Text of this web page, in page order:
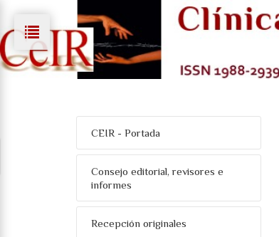
CEIR - Portada
Consejo editorial, revisores e
informes
Recepción originales